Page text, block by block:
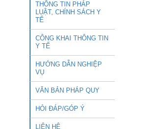
THÔNG TIN PHÁP
LUẬT, CHÍNH SÁCH Y
TẾ
CÔNG KHAI THÔNG TIN
Y TẾ
HƯỚNG DẪN NGHIỆP
VỤ
VĂN BẢN PHÁP QUY
HỎI ĐÁP/GÓP Ý
LIÊN HỆ